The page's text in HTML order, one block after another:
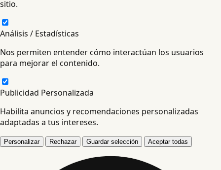
sitio.
Análisis / Estadísticas
Nos permiten entender cómo interactúan los usuarios
para mejorar el contenido.
Publicidad Personalizada
Habilita anuncios y recomendaciones personalizadas
adaptadas a tus intereses.
Personalizar Rechazar Guardar selección Aceptar todas